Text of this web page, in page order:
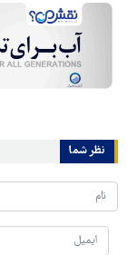
نظر شما